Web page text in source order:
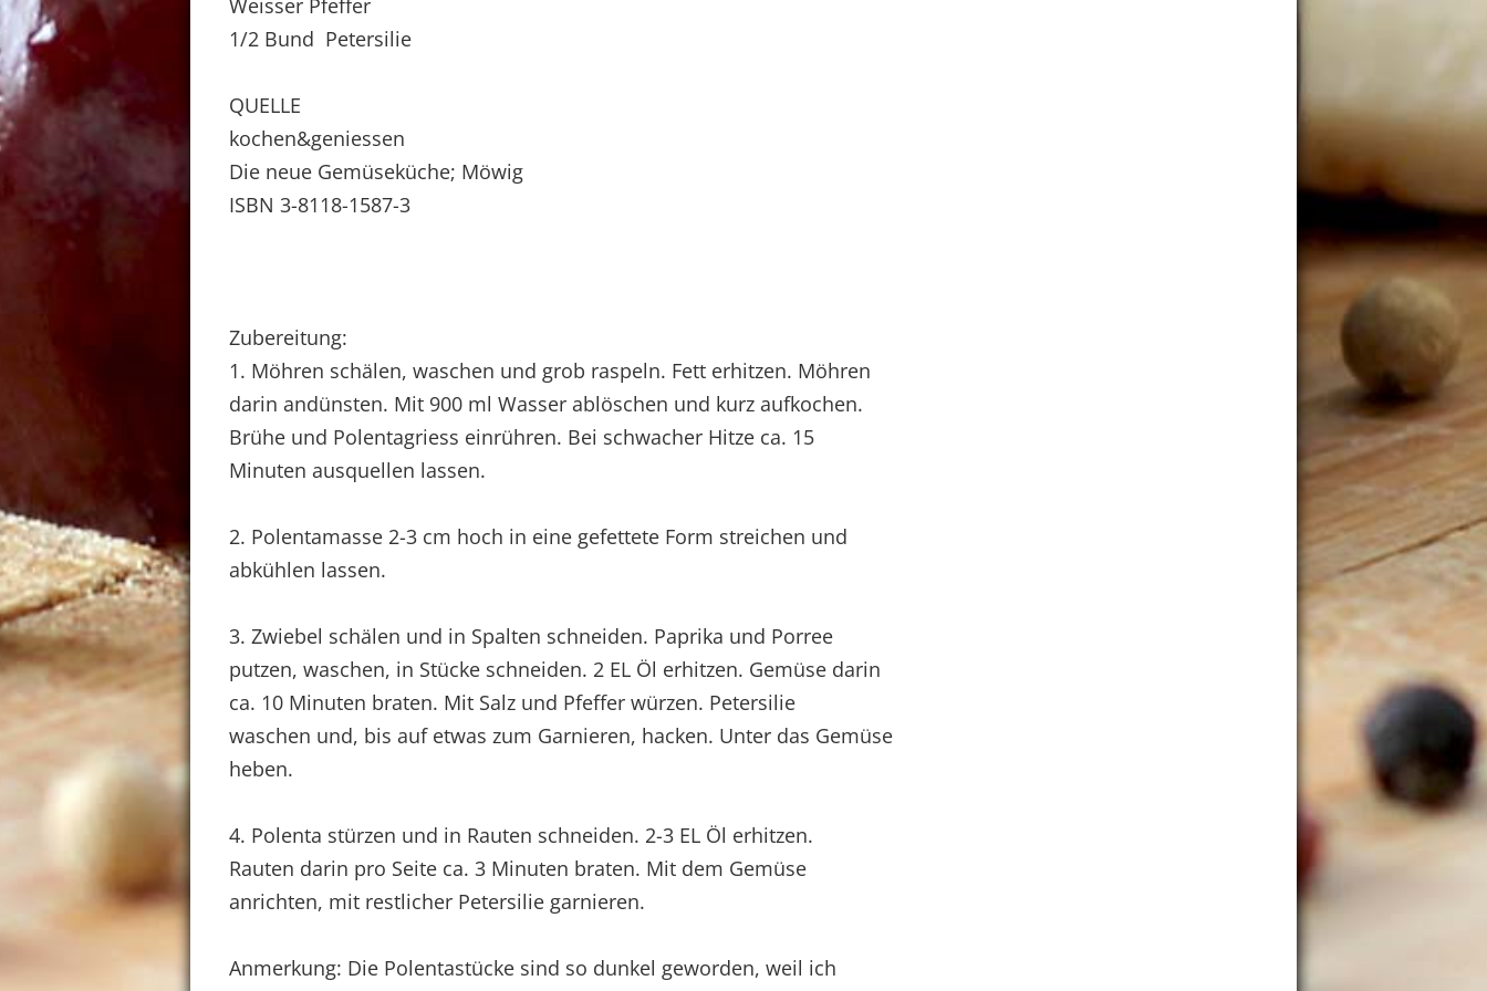
Weisser Pfeffer
1/2 Bund Petersilie
QUELLE
kochen&geniessen
Die neue Gemüseküche; Möwig
ISBN 3-8118-1587-3
Zubereitung:
1. Möhren schälen, waschen und grob raspeln. Fett erhitzen. Möhren
darin andünsten. Mit 900 ml Wasser ablöschen und kurz aufkochen.
Brühe und Polentagriess einrühren. Bei schwacher Hitze ca. 15
Minuten ausquellen lassen.
2. Polentamasse 2-3 cm hoch in eine gefettete Form streichen und
abkühlen lassen.
3. Zwiebel schälen und in Spalten schneiden. Paprika und Porree
putzen, waschen, in Stücke schneiden. 2 EL Öl erhitzen. Gemüse darin
ca. 10 Minuten braten. Mit Salz und Pfeffer würzen. Petersilie
waschen und, bis auf etwas zum Garnieren, hacken. Unter das Gemüse
heben.
4. Polenta stürzen und in Rauten schneiden. 2-3 EL Öl erhitzen.
Rauten darin pro Seite ca. 3 Minuten braten. Mit dem Gemüse
anrichten, mit restlicher Petersilie garnieren.
Anmerkung: Die Polentastücke sind so dunkel geworden, weil ich